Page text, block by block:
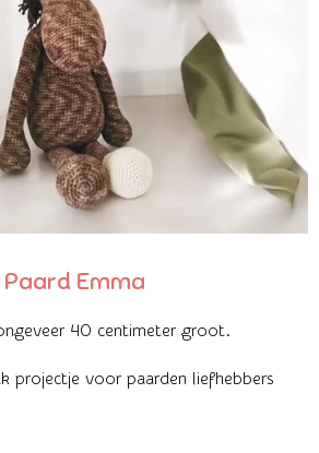
Paard Emma
40 centimeter groot.
projectje voor paarden liefhebbers